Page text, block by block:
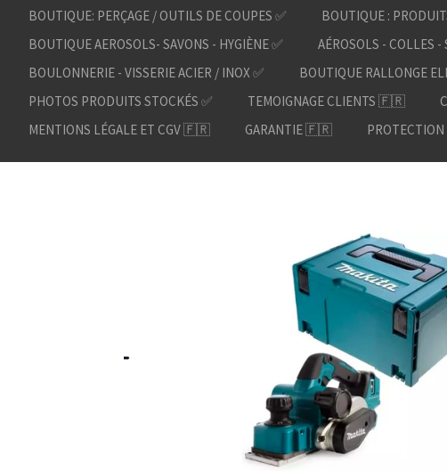
BOUTIQUE: PERÇAGE / OUTILS DE COUPES ✅
BOUTIQUE :
BOUTIQUE AEROSOLS- SAVONS - HYGIÈNE ✅
AÉROSOLS - COLLES -
BOULONNERIE - VISSERIE ACIER / INOX ✅
BOUTIQUE RALLONGE
PHOTOS PRODUITS STOCKÉS ✅
TEMOIGNAGE CLIENTS 🇫🇷
MENTIONS LÉGALE ET CGV 🇫🇷
GARANTIE 🇫🇷